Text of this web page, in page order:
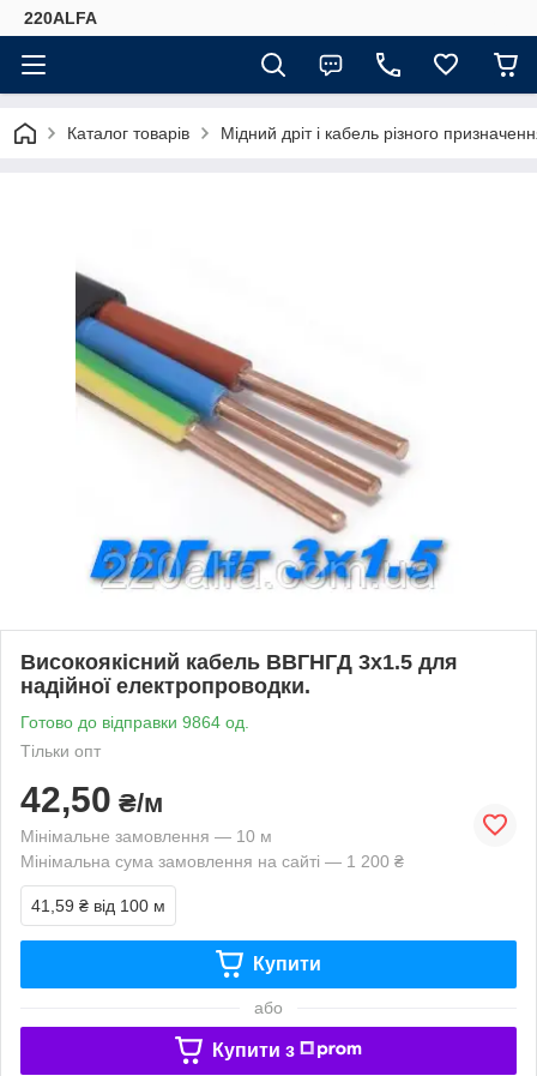
220ALFA
Каталог товарів Мідний дріт і кабель різного
Високоякісний кабель ВВГНГД 3х1.5 для
надійної електропроводки.
Готово до відправки 9864 од.
Тільки опт
42,50 ₴/м
Мінімальне замовлення — 10 м
Мінімальна сума замовлення на сайті — 1 200 ₴
41,59 ₴ від 100 м
Купити
або
Купити з